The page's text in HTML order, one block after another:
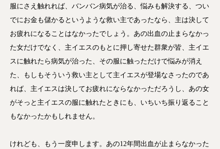
服にさえ触れれば、バンバン病気が治る、悩みも解決する、つい
でにお金も儲かるというような救い主であったなら、主は決して
お疲れになることはなかったでしょう。あの出血の止まらなかっ
た女だけでなく、主イエスのもとに押し寄せた群衆が皆、主イエ
スに触れたら病気が治った、その服に触っただけで悩みが消え
た、もしもそういう救い主として主イエスが登場なさったのであ
れば、主イエスは決してお疲れにならなかっただろうし、あの女
がそっと主イエスの服に触れたときにも、いちいち振り返ること
もなかったかもしれません。
けれども、もう一度申します。あの12年間出血が止まらなかった